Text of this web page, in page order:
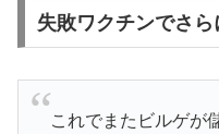
失敗ワクチンでさら
これでまたビルゲが